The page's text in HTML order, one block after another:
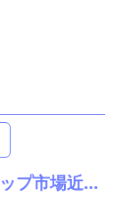
アルミ合金＆スクラップ市場近況2026＃15 一段と深まる下落市況――「熊本地震による市況への影響は軽微」